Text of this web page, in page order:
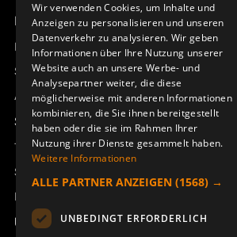
Produktübersicht
Remotus
Sesam
Access_Ctrl
Support
Technischer Support
Service buchen
Handbücher und Videoanleitungen
Über Åkerströms
DEUTSCH
Wir verwenden Cookies, um Inhalte und
Anzeigen zu personalisieren und unseren
Datenverkehr zu analysieren. Wir geben
Informationen über Ihre Nutzung unserer
Website auch an unsere Werbe- und
Analysepartner weiter, die diese
möglicherweise mit anderen Informationen
kombinieren, die Sie ihnen bereitgestellt
haben oder die sie im Rahmen Ihrer
Nutzung ihrer Dienste gesammelt haben.
Weitere Informationen
ALLE PARTNER ANZEIGEN (1568) →
UNBEDINGT ERFORDERLICH